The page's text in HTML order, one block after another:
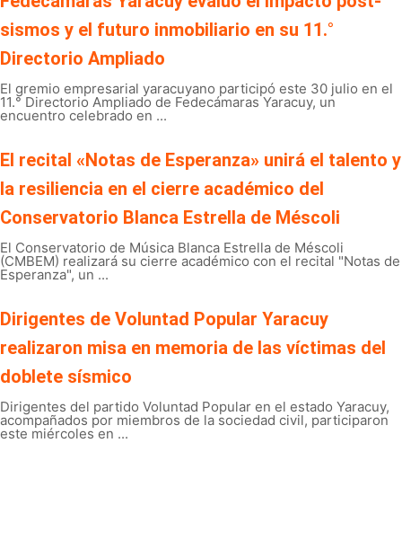
sismos y el futuro inmobiliario en su 11.°
Directorio Ampliado
El gremio empresarial yaracuyano participó este 30 julio en el
11.° Directorio Ampliado de Fedecámaras Yaracuy, un
encuentro celebrado en ...
El recital «Notas de Esperanza» unirá el talento y
la resiliencia en el cierre académico del
Conservatorio Blanca Estrella de Méscoli
El Conservatorio de Música Blanca Estrella de Méscoli
(CMBEM) realizará su cierre académico con el recital "Notas de
Esperanza", un ...
Dirigentes de Voluntad Popular Yaracuy
realizaron misa en memoria de las víctimas del
doblete sísmico
Dirigentes del partido Voluntad Popular en el estado Yaracuy,
acompañados por miembros de la sociedad civil, participaron
este miércoles en ...